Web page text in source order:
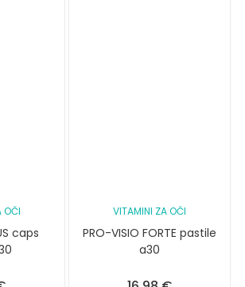
OČI
caps
VITAMINI ZA OČI
PRO-VISIO FORTE pastile
a30